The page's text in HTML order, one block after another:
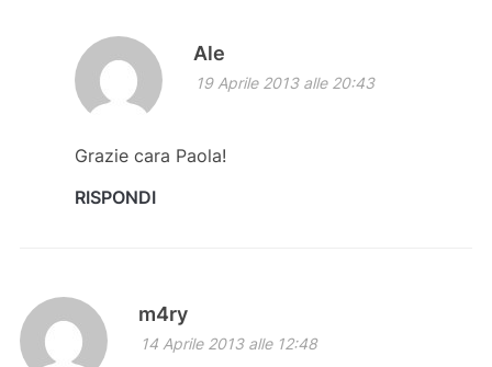
Ale
19 Aprile 2013 alle 20:43
Grazie cara Paola!
RISPONDI
m4ry
14 Aprile 2013 alle 12:48